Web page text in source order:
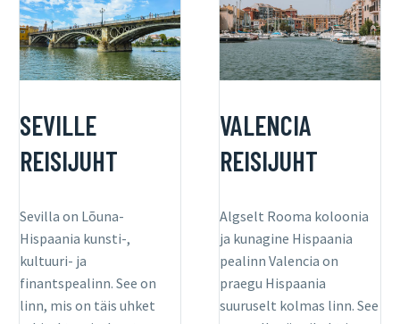
SEVILLE
REISIJUHT
Sevilla on Lõuna-
Hispaania kunsti-,
kultuuri- ja
finantspealinn. See on
linn, mis on täis uhket
VALENCIA
REISIJUHT
Algselt Rooma koloonia
ja kunagine Hispaania
pealinn Valencia on
praegu Hispaania
suuruselt kolmas linn. See